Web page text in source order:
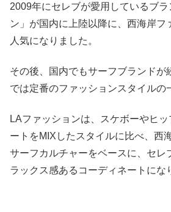
2009年にセレブが愛用しているブ
ン」が国内に上陸以降に、西海岸フ
人気になりました。
その後、国内でもサーフブランドが
では定番のファッションスタイルの
LAファッションは、スケボーやヒッ
ートをMIXしたスタイルに比べ、西
サーフカルチャーをベースに、セレ
ラックス感あるコーディネートにな